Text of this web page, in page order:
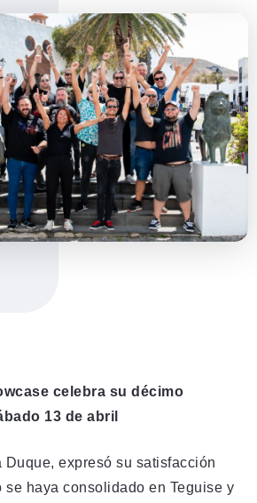
celebra su décimo
13 de abril
Duque, expresó su satisfacción
se haya consolidado en Teguise y